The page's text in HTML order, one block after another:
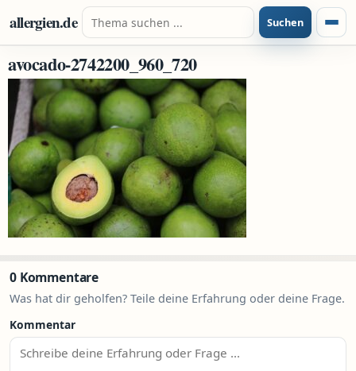
Zum Inhalt springen
allergien.de Suche nach: Suchen
avocado-2742200_960_720
0 Kommentare
Was hat dir geholfen? Teile deine Erfahrung oder deine Frage.
Kommentar